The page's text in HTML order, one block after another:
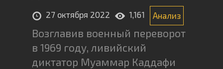
27 октября 2022 1,161 Анализ
Возглавив военный переворот
в 1969 году, ливийский
диктатор Муаммар Каддафи